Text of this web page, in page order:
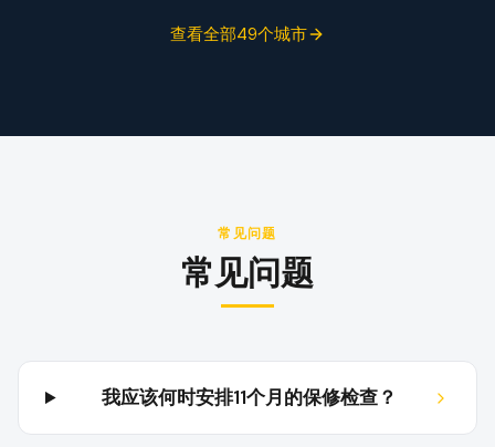
查看全部49个城市
常见问题
常见问题
我应该何时安排11个月的保修检查？